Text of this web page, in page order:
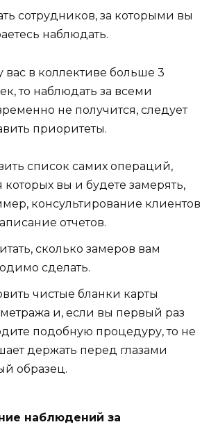
сотрудников, за которыми вы
наблюдать.
вас в коллективе больше 3
то наблюдать за всеми
не получится, следует
приоритеты.
список самих операций,
которых вы и будете замерять,
консультирование клиентов
отчетов.
сколько замеров вам
сделать.
чистые бланки карты
и, если вы первый раз
подобную процедуру, то не
держать перед глазами
образец.
наблюдений за